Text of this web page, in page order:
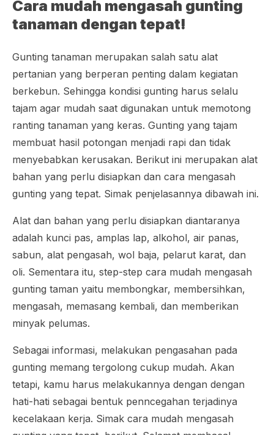
Cara mudah mengasah gunting
tanaman dengan tepat!
Gunting tanaman merupakan salah satu alat
pertanian yang berperan penting dalam kegiatan
berkebun. Sehingga kondisi gunting harus selalu
tajam agar mudah saat digunakan untuk memotong
ranting tanaman yang keras. Gunting yang tajam
membuat hasil potongan menjadi rapi dan tidak
menyebabkan kerusakan. Berikut ini merupakan alat
bahan yang perlu disiapkan dan cara mengasah
gunting yang tepat. Simak penjelasannya dibawah ini.
Alat dan bahan yang perlu disiapkan diantaranya
adalah kunci pas, amplas lap, alkohol, air panas,
sabun, alat pengasah, wol baja, pelarut karat, dan
oli. Sementara itu, step-step cara mudah mengasah
gunting taman yaitu membongkar, membersihkan,
mengasah, memasang kembali, dan memberikan
minyak pelumas.
Sebagai informasi, melakukan pengasahan pada
gunting memang tergolong cukup mudah. Akan
tetapi, kamu harus melakukannya dengan dengan
hati-hati sebagai bentuk penncegahan terjadinya
kecelakaan kerja. Simak cara mudah mengasah